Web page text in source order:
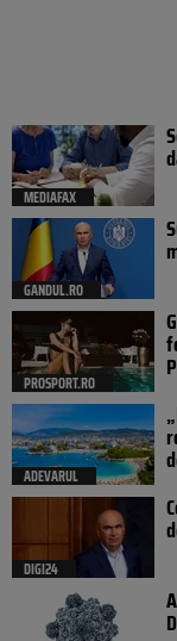
MEDIAFAX
GANDUL.RO
PROSPORT.RO
ADEVARUL
DIGI24